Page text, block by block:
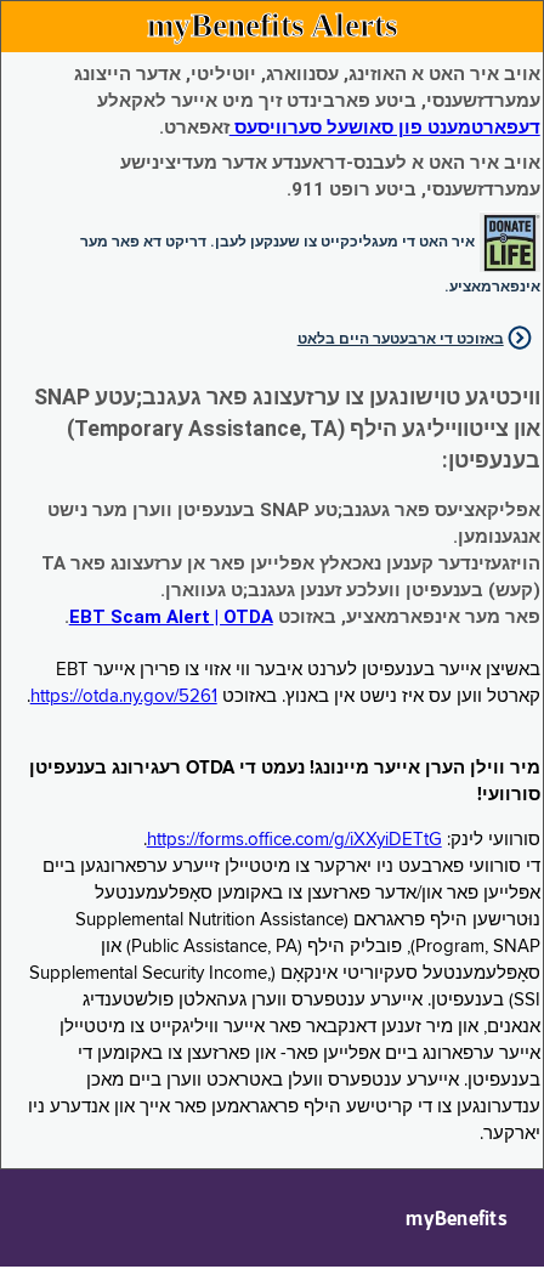
myBenefits Alerts
אויב איר האט א האוזינג, עסנווארג, יוטיליטי, אדער הייצונג
עמערדזשענסי, ביטע פארבינדט זיך מיט אייער לאקאלע
דעפארטמענט פון סאושעל סערוויסעסזאפארט.
אויב איר האט א לעבנס-דראענדע אדער מעדיצינישע
עמערדזשענסי, ביטע רופט 911.
איר האט די מעגליכקייט צו שענקען לעבן. דריקט דא פאר מער
אינפארמאציע.
באזוכט די ארבעטער היים בלאט
וויכטיגע טוישונגען צו ערזעצונג פאר געגנב;עטע SNAP
און צייטווייליגע הילף (Temporary Assistance, TA)
בענעפיטן:
אפליקאציעס פאר געגנב;טע SNAP בענעפיטן ווערן מער נישט
אנגענומען.
הויזגעזינדער קענען נאכאלץ אפּלייען פאר אן ערזעצונג פאר TA
(קעש) בענעפיטן וועלכע זענען געגנב;ט געווארן.
פאר מער אינפארמאציע, באזוכטEBT Scam Alert | OTDA
.
באשיצן אייער בענעפיטן לערנט איבער ווי אזוי צו פרירן אייער EBT
קארטל ווען עס איז נישט אין באנוץ. באזוכט https://otda.ny.gov/5261
.
מיר ווילן הערן אייער מיינונג! נעמט די OTDA רעגירונג בענעפיטן
סורוועי!
סורוועי לינק: https://forms.office.com/g/iXXyiDETtG
.
די סורוועי פארבעט ניו יארקער צו מיטטיילן זייערע ערפארונגען ביים
אפּלייען פאר און/אדער פארזעצן צו באקומען סאָפּלעמענטעל
נוּטרישען הילף פראגראם (Supplemental Nutrition Assistance
Program, SNAP), פובליק הילף (Public Assistance, PA) און
סאָפּלעמענטעל סעקיוריטי אינקאָם (Supplemental Security Income,
SSI) בענעפיטן. אייערע ענטפערס ווערן געהאלטן פולשטענדיג
אנאנים, און מיר זענען דאנקבאר פאר אייער וויליגקייט צו מיטטיילן
אייער ערפארונג ביים אפּלייען פאר- און פארזעצן צו באקומען די
בענעפיטן. אייערע ענטפערס וועלן באטראכט ווערן ביים מאכן
ענדערונגען צו די קריטישע הילף פראגראמען פאר אייך און אנדערע ניו
יארקער.
myBenefits